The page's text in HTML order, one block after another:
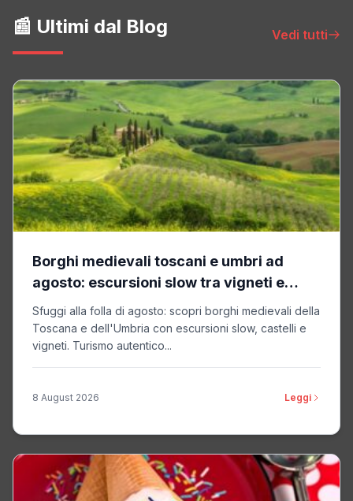
📰 Ultimi dal Blog Vedi tutti
Borghi medievali toscani e umbri ad
agosto: escursioni slow tra vigneti e
castelli
Sfuggi alla folla di agosto: scopri borghi medievali della
Toscana e dell'Umbria con escursioni slow, castelli e
vigneti. Turismo autentico...
8 August 2026 Leggi